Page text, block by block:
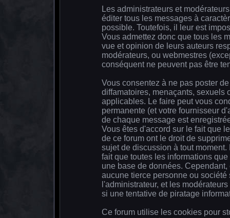
Les administrateurs et
éditer tous les messages à
possible. Toutefois, il leur est
Vous admettez donc que tous les
vue et opinion de leurs auteurs
modérateurs, ou webmestres
conséquent ne peuvent pas être
Vous consentez à ne pas poster
diffamatoires, menaçants, sexuels
applicables. Le faire peut vous
permanente (et votre fournisseur
de chaque message est
Vous êtes d'accord sur le fait que
de ce forum ont le droit de
sujet de discussion à tout
fait que toutes les informations
une base de données.
aucune tierce personne ou
l'administrateur, et les
si une tentative de piratage
Ce forum utilise les cookies pour